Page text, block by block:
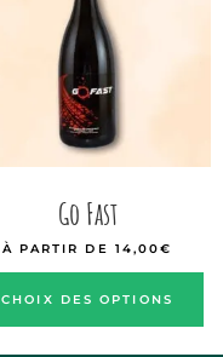
Go Fast
À PARTIR DE 14,00€
CHOIX DES OPTIONS